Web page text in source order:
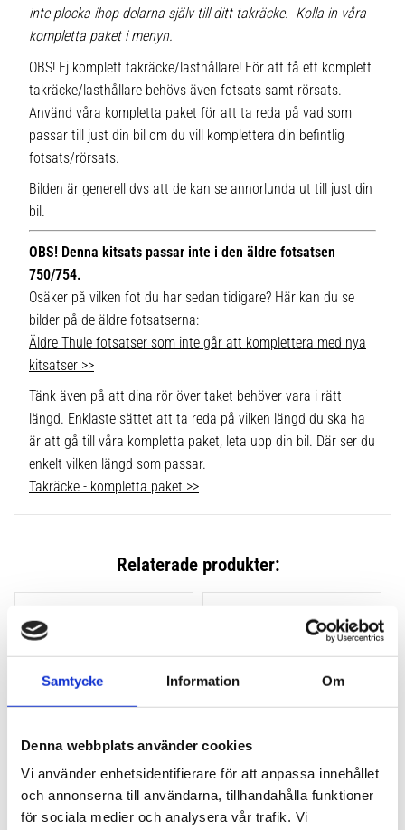
Samtycke Information Om
Denna webbplats använder cookies
Vi använder enhetsidentifierare för att anpassa innehållet
och annonserna till användarna, tillhandahålla funktioner
för sociala medier och analysera vår trafik. Vi
inte plocka ihop delarna själv till ditt takräcke. Kolla in våra
kompletta paket i menyn.
OBS! Ej komplett takräcke/lasthållare! För att få ett komplett
takräcke/lasthållare behövs även fotsats samt rörsats.
Använd våra kompletta paket för att ta reda på vad som
passar till just din bil om du vill komplettera din befintlig
fotsats/rörsats.
Bilden är generell dvs att de kan se annorlunda ut till just din
bil.
OBS! Denna kitsats passar inte i den äldre fotsatsen
750/754.
Osäker på vilken fot du har sedan tidigare? Här kan du se
bilder på de äldre fotsatserna:
Äldre Thule fotsatser som inte går att komplettera med nya
kitsatser >>
Tänk även på att dina rör över taket behöver vara i rätt
längd. Enklaste sättet att ta reda på vilken längd du ska ha
är att gå till våra kompletta paket, leta upp din bil. Där ser du
enkelt vilken längd som passar.
Takräcke - kompletta paket >>
Relaterade produkter:
THULE CLAMP EVO 4-
PACK 710500
THULE CLAMP EDGE 4-
PACK 720500
Lägg